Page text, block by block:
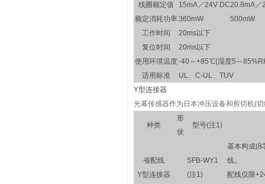
线圈额定值
15mA／24V DC20.8mA／
额定消耗功率360mW
500mW
工作时间
20ms以下
复位时间
20ms以下
使用环境温度-40～+85℃(湿度5～
适用标准
UL、C-UL、TUV
Y型连接器
光幕传感器作为日本冲压设备和剪切机(
种类
形
状
型号(注1)
省配线
Y型连接器
SFB-WY1
(注1)
基本构成(8
线。
配线仅限